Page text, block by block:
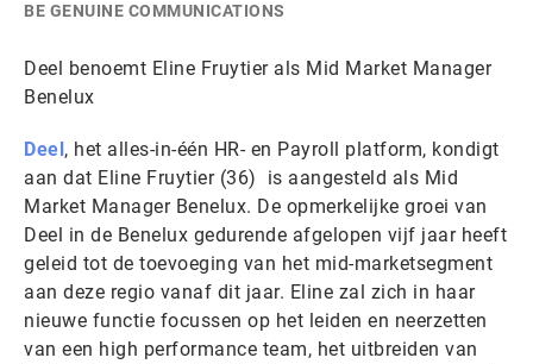
BE GENUINE COMMUNICATIONS
Deel benoemt Eline Fruytier als Mid Market Manager
Benelux
Deel, het alles-in-één HR- en Payroll platform, kondigt
aan dat Eline Fruytier (36) is aangesteld als Mid
Market Manager Benelux. De opmerkelijke groei van
Deel in de Benelux gedurende afgelopen vijf jaar heeft
geleid tot de toevoeging van het mid-marketsegment
aan deze regio vanaf dit jaar. Eline zal zich in haar
nieuwe functie focussen op het leiden en neerzetten
van een high performance team, het uitbreiden van